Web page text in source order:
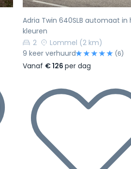
Adria Twin 640SLB automaat in
kleuren
2
Lommel (2 km)
9 keer verhuurd
(6)
Vanaf € 126per dag